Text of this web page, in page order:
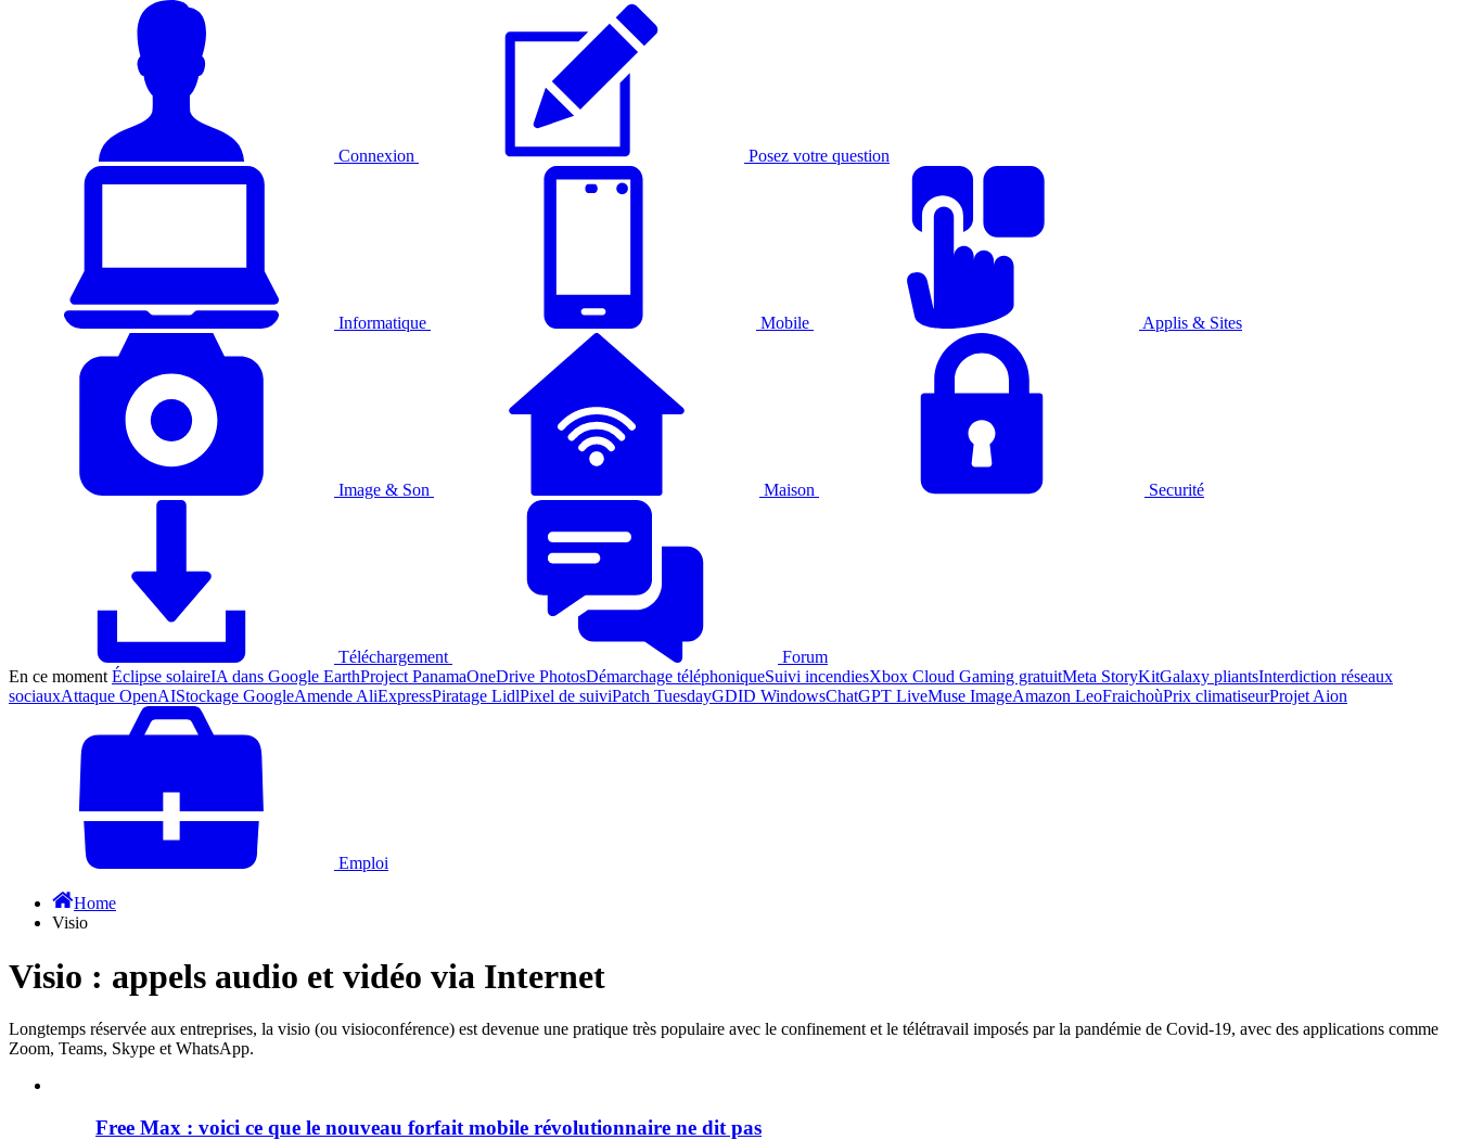
Connexion Posez votre question
Informatique Mobile Applis & Sites
Image & Son Maison Securité
Téléchargement
Forum
En ce moment Éclipse solaireIA dans Google EarthProject PanamaOneDrive PhotosDémarchage téléphoniqueSuivi incendiesXbox Cloud Gaming gratuitMeta StoryKitGalaxy pliantsInterdiction réseaux
sociauxAttaque OpenAIStockage GoogleAmende AliExpressPiratage LidlPixel de suiviPatch TuesdayGDID WindowsChatGPT LiveMuse ImageAmazon LeoFraichoùPrix climatiseurProjet Aion
Emploi
Home
Visio
Visio : appels audio et vidéo via Internet
Longtemps réservée aux entreprises, la visio (ou visioconférence) est devenue une pratique très populaire avec le confinement et le télétravail imposés par la pandémie de Covid-19, avec des applications comme
Zoom, Teams, Skype et WhatsApp.
Free Max : voici ce que le nouveau forfait mobile révolutionnaire ne dit pas